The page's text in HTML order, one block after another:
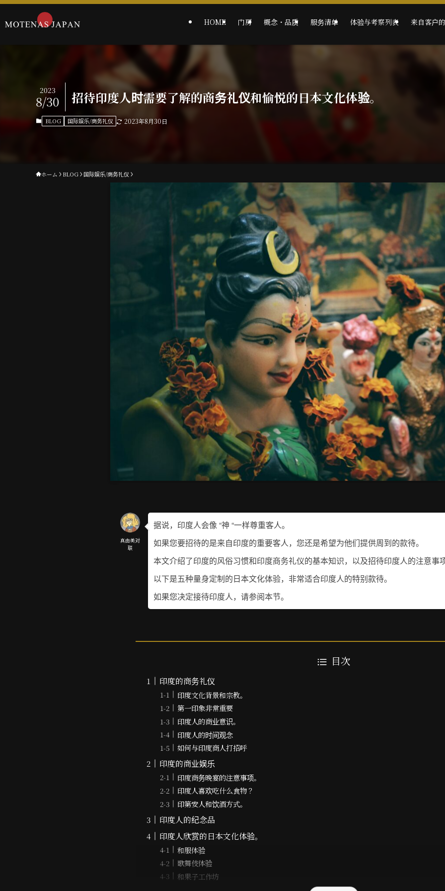
HOME 门房 概念・品质 服务清单 体验与考察列表 来自客户
招待印度人时需要了解的商务礼仪和愉悦的日本文化体验。
2023
8/30
BLOG 国际娱乐/商务礼仪 2023年8月30日
ホーム BLOG 国际娱乐/商务礼仪
真由美对
联
据说，印度人会像 “神 “一样尊重客人。
如果您要招待的是来自印度的重要客人，您还是希望为他们提供周到的款待。
本文介绍了印度的风俗习惯和印度商务礼仪的基本知识，以及招待印度人的注意事
以下是五种量身定制的日本文化体验，非常适合印度人的特别款待。
如果您决定接待印度人，请参阅本节。
目次
印度的商务礼仪
印度文化背景和宗教。
第一印象非常重要
印度人的商业意识。
印度人的时间观念
如何与印度商人打招呼
印度的商业娱乐
印度商务晚宴的注意事项。
印度人喜欢吃什么食物？
印第安人和饮酒方式。
印度人的纪念品
印度人欣赏的日本文化体验。
和服体验
歌舞伎体验
和果子工作坊